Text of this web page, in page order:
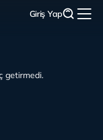
Giriş Yap
getirmedi.